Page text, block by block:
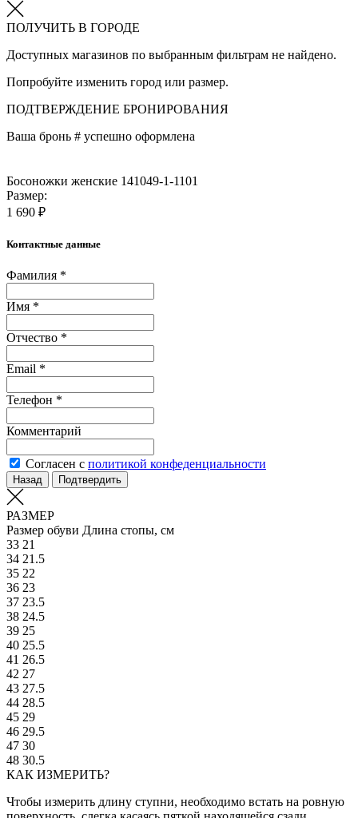
ПОЛУЧИТЬ В ГОРОДЕ
Доступных магазинов по выбранным фильтрам не найдено.
Попробуйте изменить город или размер.
ПОДТВЕРЖДЕНИЕ БРОНИРОВАНИЯ
Ваша бронь # успешно оформлена
Босоножки женские 141049-1-1101
Размер:
1 690 ₽
Контактные данные
Фамилия *
Имя *
Отчество *
Email *
Телефон *
Комментарий
Согласен с политикой конфеденциальности
Назад Подтвердить
РАЗМЕР
Размер обуви Длина стопы, см
33 21
34 21.5
35 22
36 23
37 23.5
38 24.5
39 25
40 25.5
41 26.5
42 27
43 27.5
44 28.5
45 29
46 29.5
47 30
48 30.5
КАК ИЗМЕРИТЬ?
Чтобы измерить длину ступни, необходимо встать на ровную